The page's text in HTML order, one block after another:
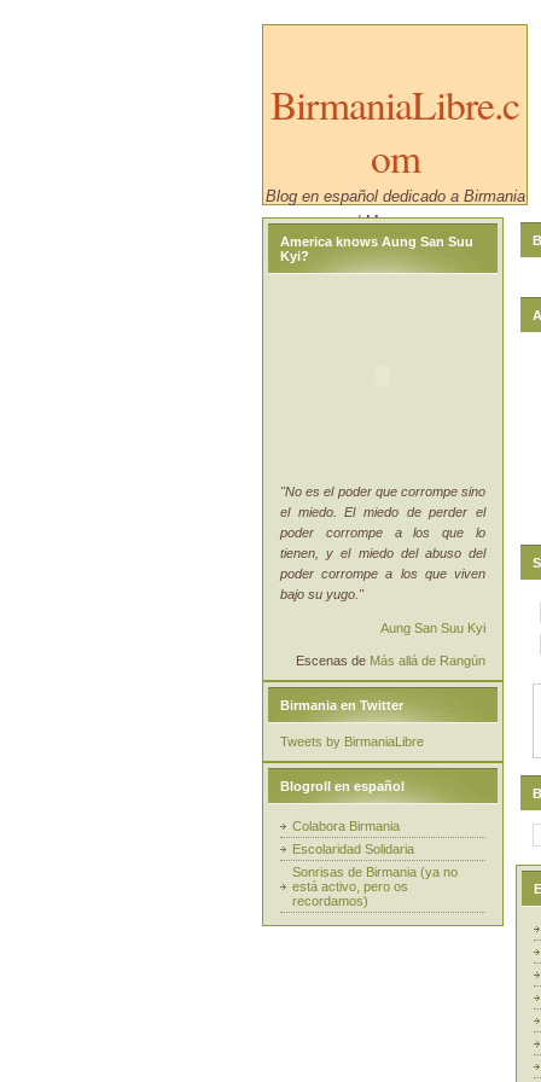
BirmaniaLibre.c
om
Blog en español dedicado a Birmania
/ Myanmar.
America knows Aung San Suu
Kyi?
"No es el poder que corrompe sino
el miedo. El miedo de perder el
poder corrompe a los que lo
tienen, y el miedo del abuso del
poder corrompe a los que viven
bajo su yugo."
Aung San Suu Kyi
Escenas de Más allá de Rangún
Birmania en Twitter
Tweets by BirmaniaLibre
Blogroll en español
Colabora Birmania
Escolaridad Solidaria
Sonrisas de Birmania (ya no
está activo, pero os
recordamos)